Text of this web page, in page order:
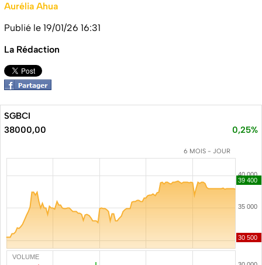
Aurélia Ahua
Publié le 19/01/26 16:31
La Rédaction
SGBCI
38000,00
0,25%
6 MOIS - JOUR
VOLUME